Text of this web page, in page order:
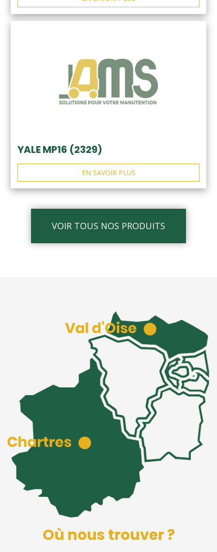
YALE MP16 (2329)
EN SAVOIR PLUS
VOIR TOUS NOS PRODUITS
Où nous trouver ?